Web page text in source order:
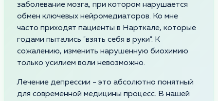
заболевание мозга, при котором нарушается
обмен ключевых нейромедиаторов. Ко мне
часто приходят пациенты в Нарткале, которые
годами пытались "взять себя в руки". К
сожалению, изменить нарушенную биохимию
только усилием воли невозможно.
Лечение депрессии - это абсолютно понятный
для современной медицины процесс. В нашей